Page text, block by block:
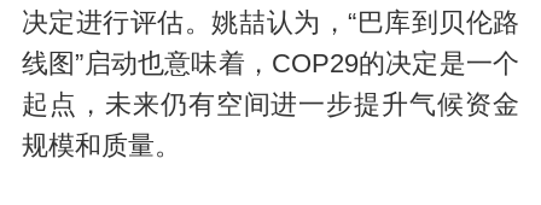
决定进行评估。姚喆认为，“巴库到贝伦路
线图”启动也意味着，COP29的决定是一个
起点，未来仍有空间进一步提升气候资金
规模和质量。